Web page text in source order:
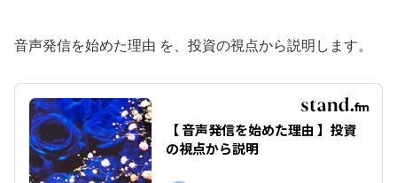
音声発信を始めた理由 を、投資の視点から説明します。